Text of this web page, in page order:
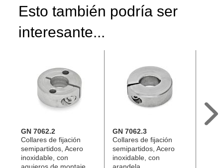
Esto también podría ser
interesante...
GN 7062.2
Collares de fijación
semipartidos, Acero
inoxidable, con
GN 7062.3
Collares de fijación
semipartidos, Acero
inoxidable, con